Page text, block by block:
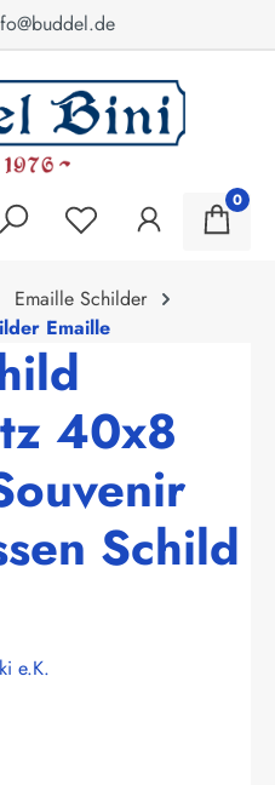
0
Emaille Schilder
Emaille
40x8
Schild
e.K.